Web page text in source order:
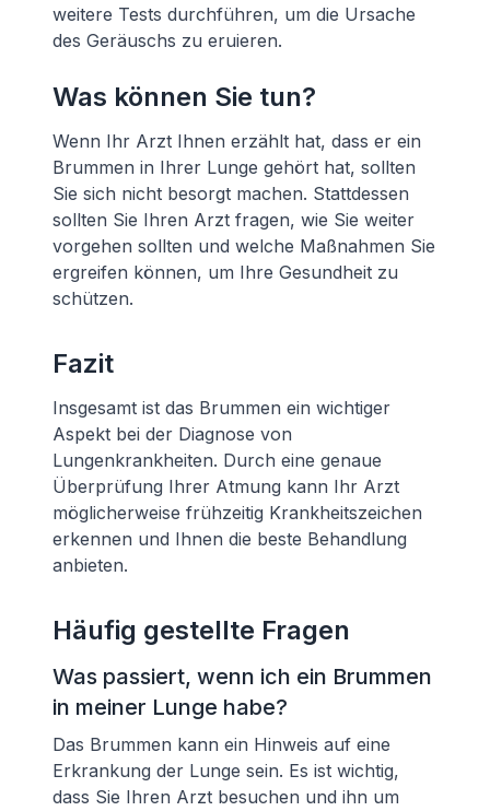
weitere Tests durchführen, um die Ursache
des Geräuschs zu eruieren.
Was können Sie tun?
Wenn Ihr Arzt Ihnen erzählt hat, dass er ein
Brummen in Ihrer Lunge gehört hat, sollten
Sie sich nicht besorgt machen. Stattdessen
sollten Sie Ihren Arzt fragen, wie Sie weiter
vorgehen sollten und welche Maßnahmen Sie
ergreifen können, um Ihre Gesundheit zu
schützen.
Fazit
Insgesamt ist das Brummen ein wichtiger
Aspekt bei der Diagnose von
Lungenkrankheiten. Durch eine genaue
Überprüfung Ihrer Atmung kann Ihr Arzt
möglicherweise frühzeitig Krankheitszeichen
erkennen und Ihnen die beste Behandlung
anbieten.
Häufig gestellte Fragen
Was passiert, wenn ich ein Brummen
in meiner Lunge habe?
Das Brummen kann ein Hinweis auf eine
Erkrankung der Lunge sein. Es ist wichtig,
dass Sie Ihren Arzt besuchen und ihn um